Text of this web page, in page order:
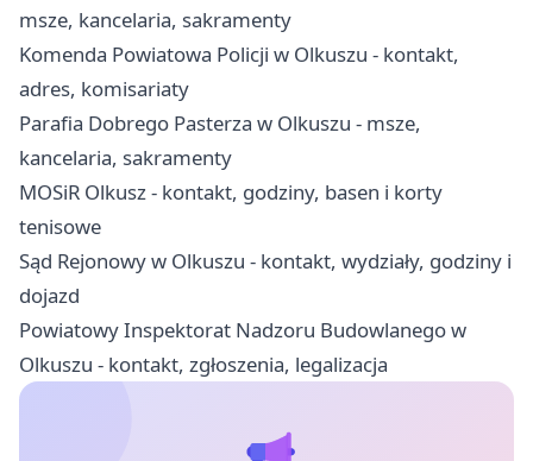
msze, kancelaria, sakramenty
Komenda Powiatowa Policji w Olkuszu - kontakt,
adres, komisariaty
Parafia Dobrego Pasterza w Olkuszu - msze,
kancelaria, sakramenty
MOSiR Olkusz - kontakt, godziny, basen i korty
tenisowe
Sąd Rejonowy w Olkuszu - kontakt, wydziały, godziny i
dojazd
Powiatowy Inspektorat Nadzoru Budowlanego w
Olkuszu - kontakt, zgłoszenia, legalizacja